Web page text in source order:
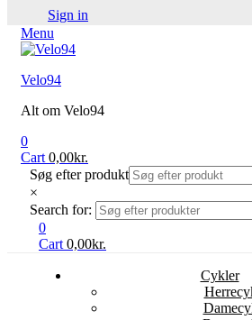
Sign in
Menu
Velo94
Alt om Velo94
0
Cart 0,00kr.
Søg efter produkt
×
Search for:
0
Cart 0,00kr.
Cykler